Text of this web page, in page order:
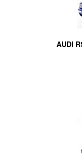
AUDI